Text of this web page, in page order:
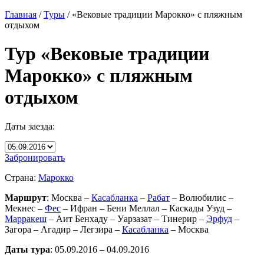
Главная /Туры / «Вековые традиции Марокко» с пляжным
отдыхом
Тур «Вековые традиции
Марокко» с пляжным
отдыхом
Даты заезда:
Забронировать
Страна: Марокко
Маршрут: Москва – Касабланка – Рабат – Волюбилис –
Мекнес – Фес – Ифран – Бени Меллал – Каскады Узуд –
Марракеш – Аит Бенхаду – Уарзазат – Тинерир – Эрфуд –
Загора – Агадир – Легзира – Касабланка – Москва
Даты тура: 05.09.2016 – 04.09.2016